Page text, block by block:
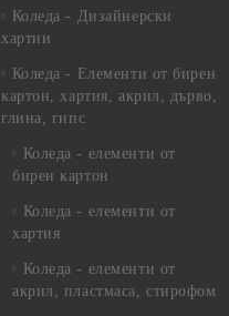
Коледа - Дизайнерски
хартии
Коледа - Eлементи от бирен
картон, хартия, акрил, дърво,
глина, гипс
Коледа - елементи от
бирен картон
Коледа - елементи от
хартия
Коледа - елементи от
акрил, пластмаса, стирофом